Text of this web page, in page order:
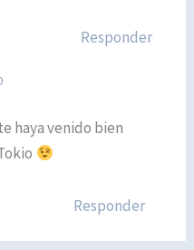
Responder
haya venido bien
Responder